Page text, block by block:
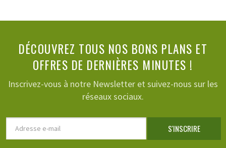
DÉCOUVREZ TOUS NOS BONS PLANS ET
OFFRES DE DERNIÈRES MINUTES !
Inscrivez-vous à notre Newsletter et suivez-nous sur les
réseaux sociaux.
S'INSCRIRE